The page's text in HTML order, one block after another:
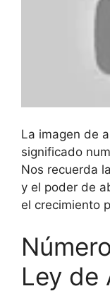
La imagen de
significado
Nos recuerda
y el poder de
el crecimiento
Ley de